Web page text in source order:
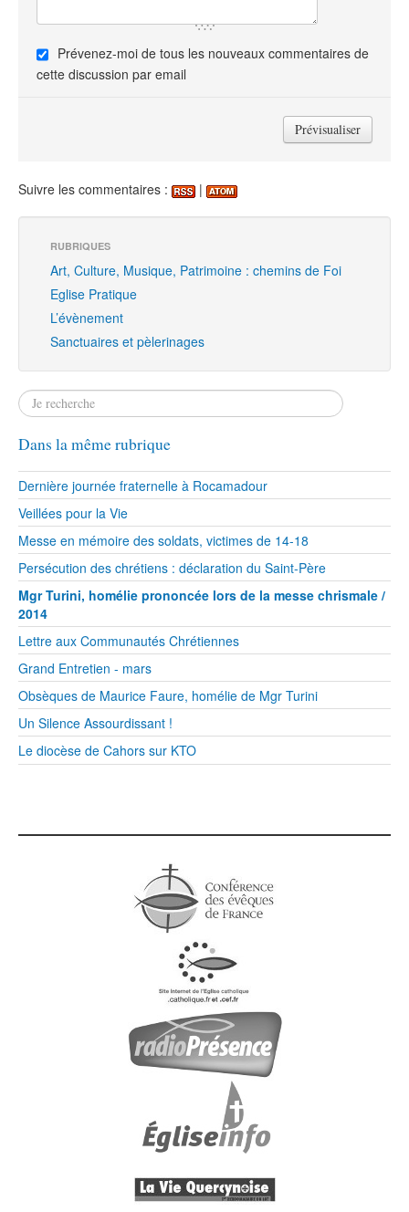
Prévenez-moi de tous les nouveaux commentaires de
cette discussion par email
Suivre les commentaires : |
RUBRIQUES
Art, Culture, Musique, Patrimoine : chemins de Foi
Eglise Pratique
L’évènement
Sanctuaires et pèlerinages
Dans la même rubrique
Dernière journée fraternelle à Rocamadour
Veillées pour la Vie
Messe en mémoire des soldats, victimes de 14-18
Persécution des chrétiens : déclaration du Saint-Père
Mgr Turini, homélie prononcée lors de la messe chrismale /
2014
Lettre aux Communautés Chrétiennes
Grand Entretien - mars
Obsèques de Maurice Faure, homélie de Mgr Turini
Un Silence Assourdissant !
Le diocèse de Cahors sur KTO